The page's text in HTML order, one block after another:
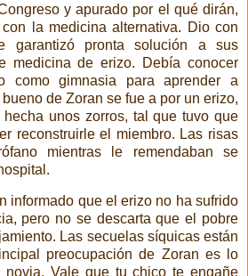
y apurado por el qué dirán,
la medicina alternativa. Dio con
garantizó pronta solución a sus
medicina de erizo. Debía conocer
como gimnasia para aprender a
de Zoran se fue a por un erizo,
unos zorros, tal que tuvo que
reconstruirle el miembro. Las risas
mientras le remendaban se
informado que el erizo no ha sufrido
pero no se descarta que el pobre
Las secuelas síquicas están
preocupación de Zoran es lo
novia. Vale que tu chico te engañe